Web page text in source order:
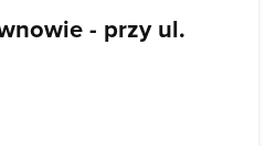
- przy ul.